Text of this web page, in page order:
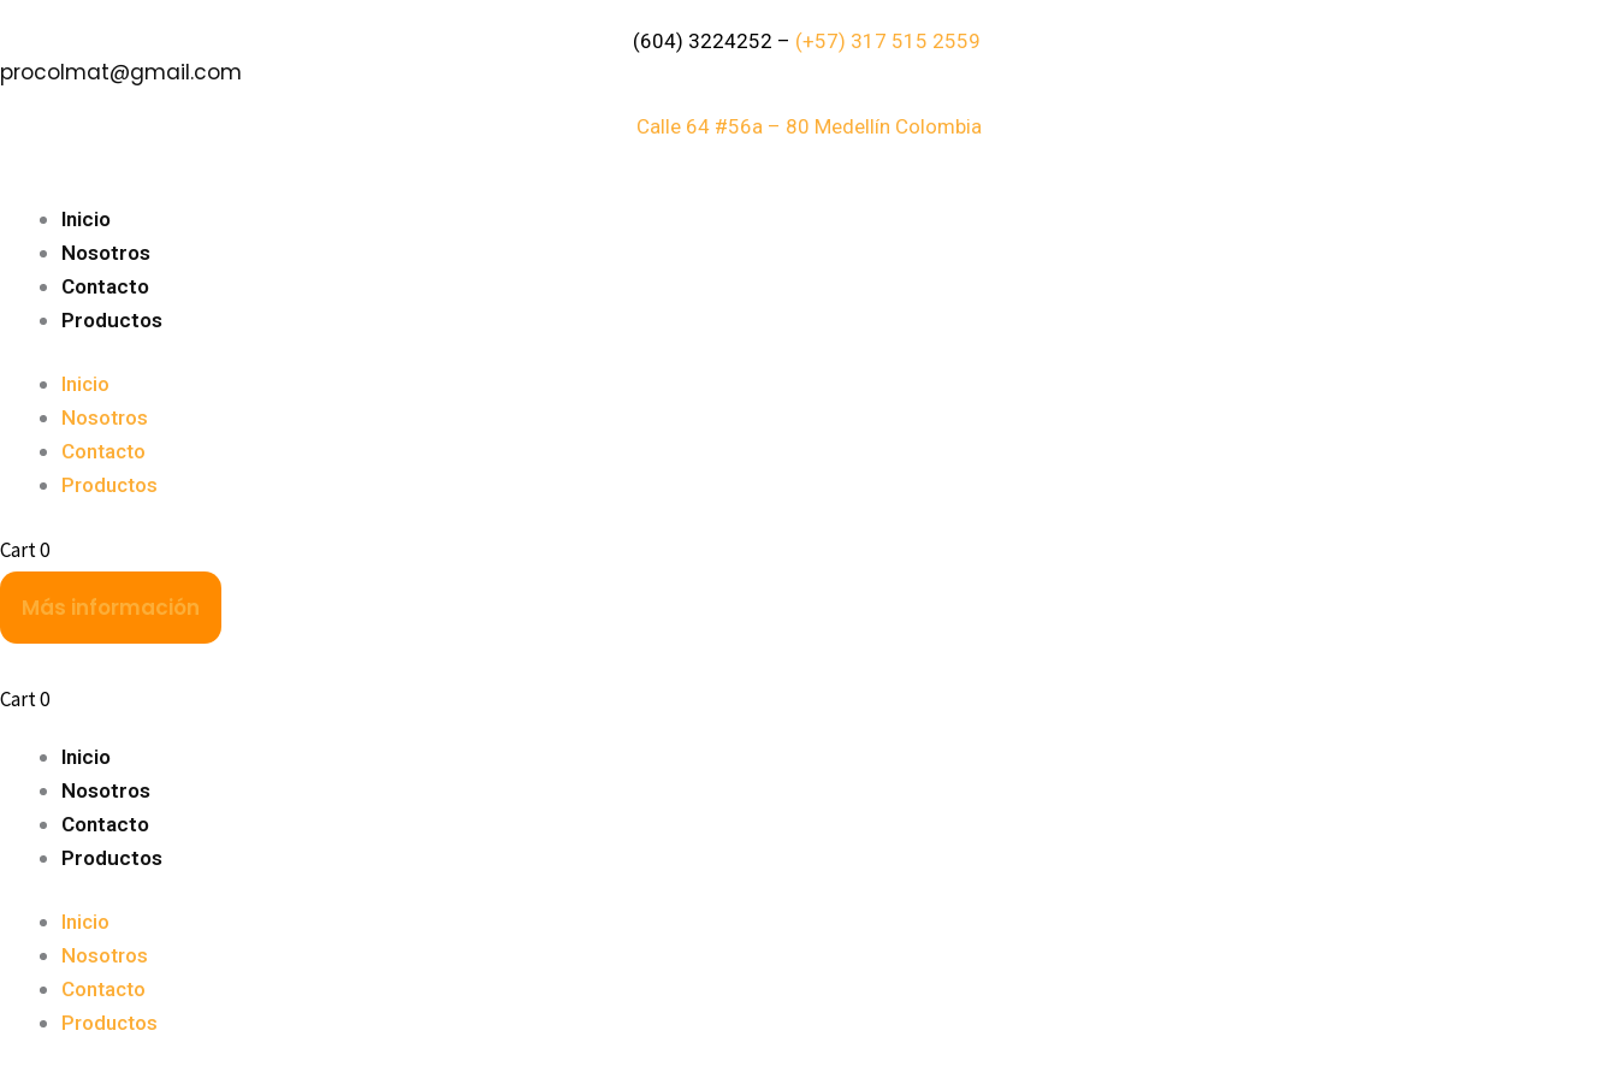
contenido
(604) 3224252 – (+57) 317 515 2559
procolmat@gmail.com
Calle 64 #56a – 80 Medellín Colombia
Inicio
Nosotros
Contacto
Productos
Inicio
Nosotros
Contacto
Productos
Cart0
Más información
Cart0
Inicio
Nosotros
Contacto
Productos
Inicio
Nosotros
Contacto
Productos
Interior
Galón
carrito: